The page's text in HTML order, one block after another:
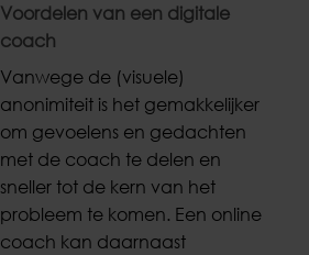
Voordelen van een digitale
coach
Vanwege de (visuele)
anonimiteit is het gemakkelijker
om gevoelens en gedachten
met de coach te delen en
sneller tot de kern van het
probleem te komen. Een online
coach kan daarnaast